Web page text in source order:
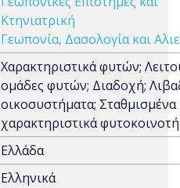
Κτηνιατρική
Γεωπονία, Δασολογία και
Χαρακτηριστικά φυτών;
ομάδες φυτών; Διαδοχή;
οικοσυστήματα; Σταθμισμένα
χαρακτηριστικά
Ελλάδα
Ελληνικά